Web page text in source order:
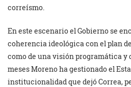
correísmo.
En este escenario el Gobierno se
coherencia ideológica con el plan
como de una visión programática y
meses Moreno ha gestionado el
institucionalidad que dejó Correa,